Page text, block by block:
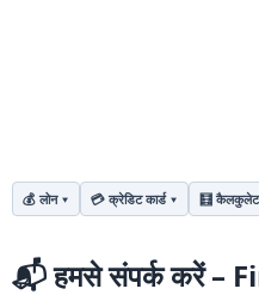
💰 लोन 💳 क्रेडिट कार्ड 🧮
📞
📬 हमसे संपर्क करें –